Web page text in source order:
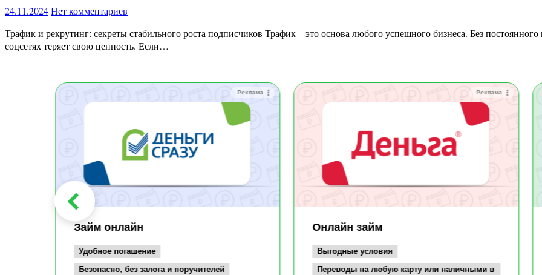
24.11.2024Нет комментариев
Трафик и рекрутинг: секреты стабильного роста подписчиков Трафик – это основа любого успешного бизнеса. Без постоянного потока посетителей даже самый красивый сайт или профиль в
соцсетях теряет свою ценность. Если…
Реклама
Займ онлайн
Удобное погашение
Безопасно, без залога и поручителей
Реклама
Онлайн займ
Выгодные условия
Переводы на любую карту или наличными в